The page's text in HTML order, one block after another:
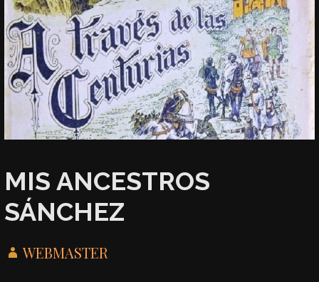
MIS ANCESTROS
SÁNCHEZ
WEBMASTER